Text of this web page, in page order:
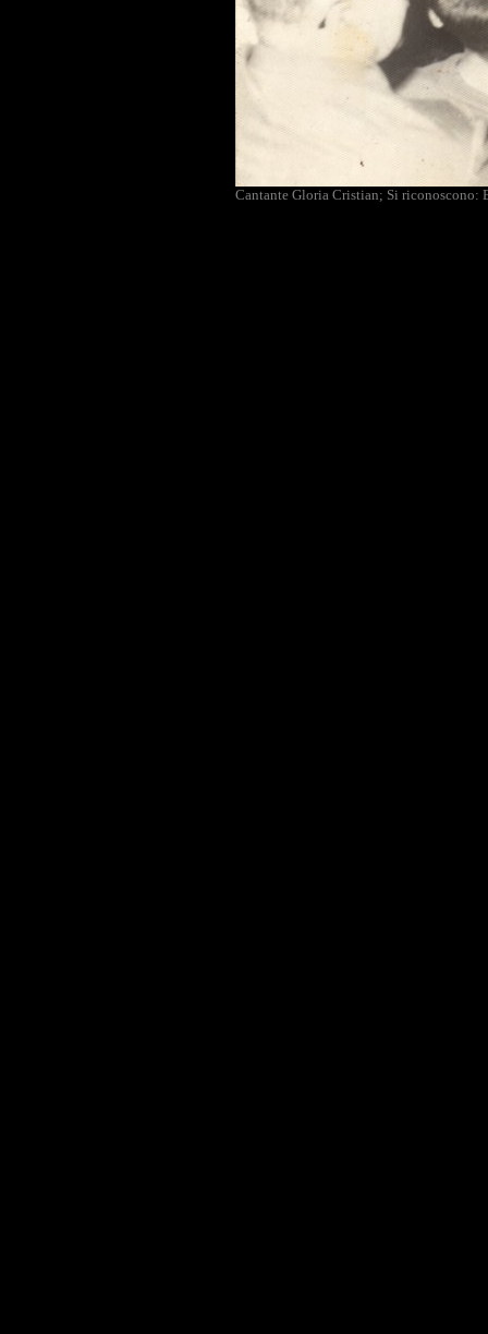
Cantante Gloria Cristian; Si riconoscono: